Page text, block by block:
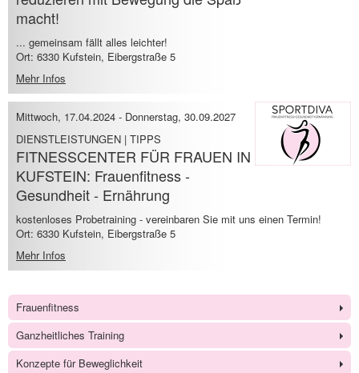
macht!
... gemeinsam fällt alles leichter!
Ort: 6330 Kufstein, Eibergstraße 5
Mehr Infos
Mittwoch, 17.04.2024 - Donnerstag, 30.09.2027
DIENSTLEISTUNGEN | TIPPS
FITNESSCENTER FÜR FRAUEN IN
KUFSTEIN: Frauenfitness -
Gesundheit - Ernährung
kostenloses Probetraining - vereinbaren Sie mit uns einen Termin!
Ort: 6330 Kufstein, Eibergstraße 5
Mehr Infos
Frauenfitness
Ganzheitliches Training
Konzepte für Beweglichkeit